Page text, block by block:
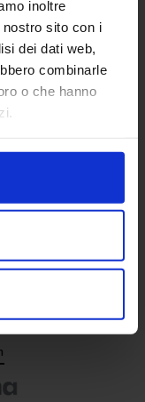
inoltre
sito con i
dei dati web,
combinarle
o che hanno